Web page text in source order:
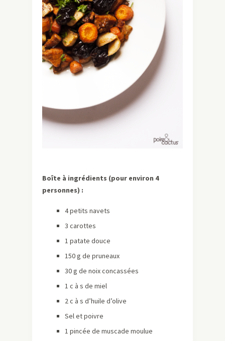
Boîte à ingrédients (pour environ 4
personnes) :
4 petits navets
3 carottes
1 patate douce
150 g de pruneaux
30 g de noix concassées
1 c à s de miel
2 c à s d’huile d’olive
Sel et poivre
1 pincée de muscade moulue